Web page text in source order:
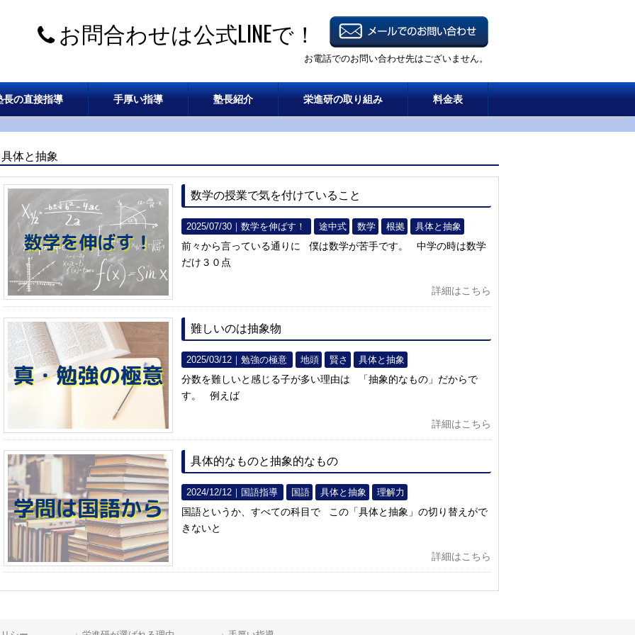
お問合わせは公式LINEで！
お電話でのお問い合わせ先はございません。
長の直接指導 手厚い指導 塾長紹介 栄進研の取り組み 料金表
具体と抽象
数学の授業で気を付けていること
2025/07/30｜数学を伸ばす！ 途中式 数学 根拠 具体と抽象
前々から言っている通りに 僕は数学が苦手です。 中学の時は数学
だけ３０点
詳細はこちら
難しいのは抽象物
2025/03/12｜勉強の極意 地頭 賢さ 具体と抽象
分数を難しいと感じる子が多い理由は 「抽象的なもの」だからで
す。 例えば
詳細はこちら
具体的なものと抽象的なもの
2024/12/12｜ 国語指導 国語 具体と抽象 理解力
国語というか、すべての科目で この「具体と抽象」の切り替えがで
きないと
詳細はこちら